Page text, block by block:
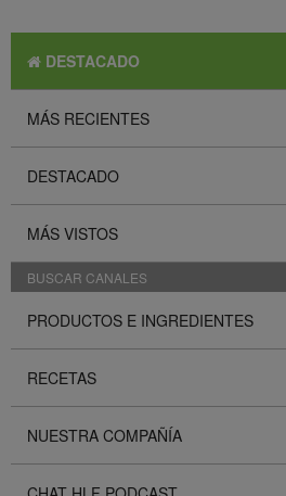
DESTACADO
MÁS RECIENTES
DESTACADO
MÁS VISTOS
BUSCAR CANALES
PRODUCTOS E INGREDIENTES
RECETAS
NUESTRA COMPAÑÍA